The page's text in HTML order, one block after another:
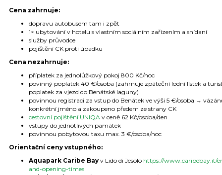
Cena zahrnuje:
dopravu autobusem tam i zpět
1× ubytování v hotelu s vlastním sociálním zařízením a snídaní
služby průvodce
pojištění CK proti úpadku
Cena nezahrnuje:
příplatek za jednolůžkový pokoj 800 Kč/noc
povinný poplatek 40 €/osoba (zahrnuje zpáteční lodní lístek a
poplatek za vjezd do Benátské laguny)
povinnou registraci za vstup do Benátek ve výši 5 €/osoba →
konkrétní jméno a zakoupeno předem ze strany CK
cestovní pojištění UNIQA v ceně 62 Kč/osoba/den
vstupy do jednotlivých památek
povinnou pobytovou taxu max. 3 €/osoba/noc
Orientační ceny vstupného:
Aquapark Caribe Bay v Lido di Jesolo https://www.caribebay.it/
and-opening-times